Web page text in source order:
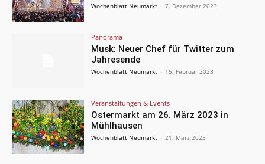
Wochenblatt Neumarkt - 7. Dezember 2023
Panorama
Musk: Neuer Chef für Twitter zum
Jahresende
Wochenblatt Neumarkt - 15. Februar 2023
Veranstaltungen & Events
Ostermarkt am 26. März 2023 in
Mühlhausen
Wochenblatt Neumarkt - 21. März 2023